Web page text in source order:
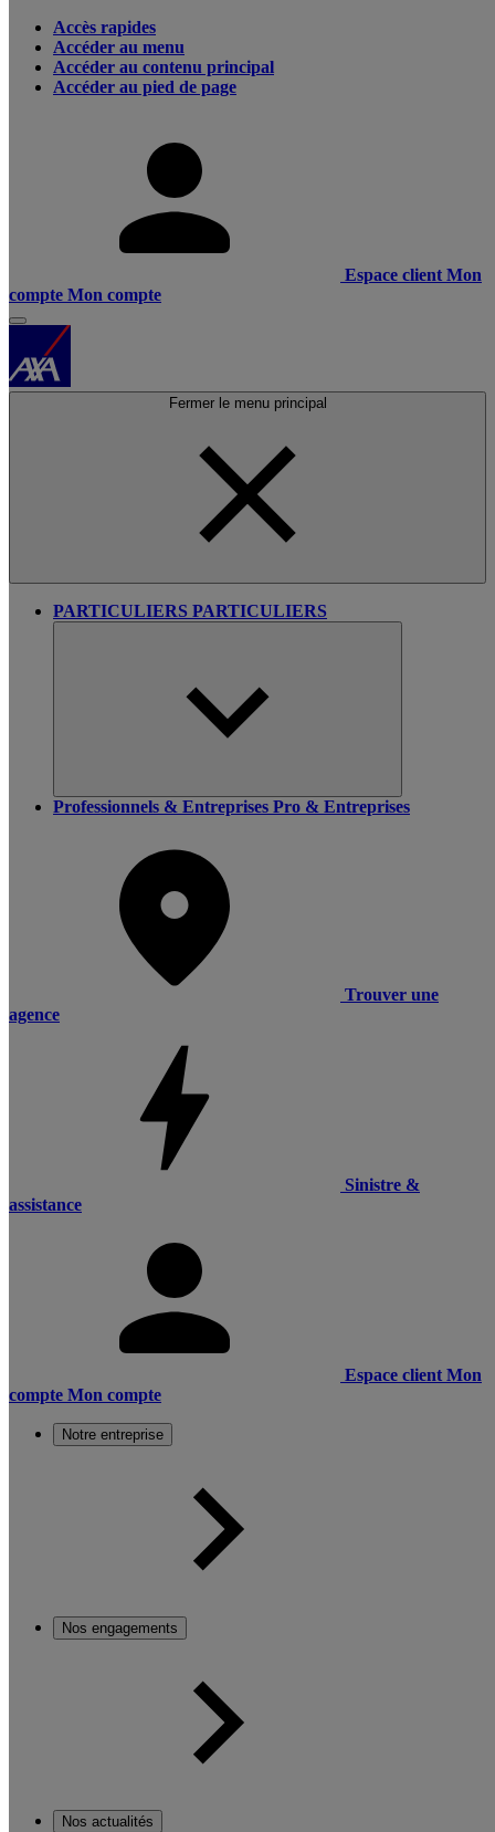
Accès rapides
Accéder au menu
Accéder au contenu principal
Accéder au pied de page
Espace client Mon
compte Mon compte
Fermer le menu principal
PARTICULIERS PARTICULIERS
Professionnels & Entreprises Pro & Entreprises
Trouver une
agence
Sinistre &
assistance
Espace client Mon
compte Mon compte
Notre entreprise
Nos engagements
Nos actualités